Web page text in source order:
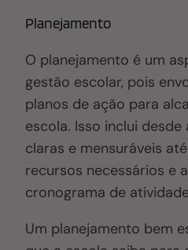
Planejamento
O planejamento é um
gestão escolar, pois
planos de ação para
escola. Isso inclui
claras e mensuráveis
recursos necessários e
cronograma de
Um planejamento bem